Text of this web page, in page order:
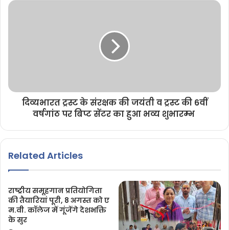
दिव्यभारत ट्रस्ट के संरक्षक की जयंती व ट्रस्ट की 6वीं
वर्षगांठ पर बिप्ट सेंटर का हुआ भव्य शुभारम्भ
Related Articles
राष्ट्रीय समूहगान प्रतियोगिता
की तैयारियां पूरी, 8 अगस्त को ए
म.वी. कॉलेज में गूंजेंगे देशभक्ति
के सुर